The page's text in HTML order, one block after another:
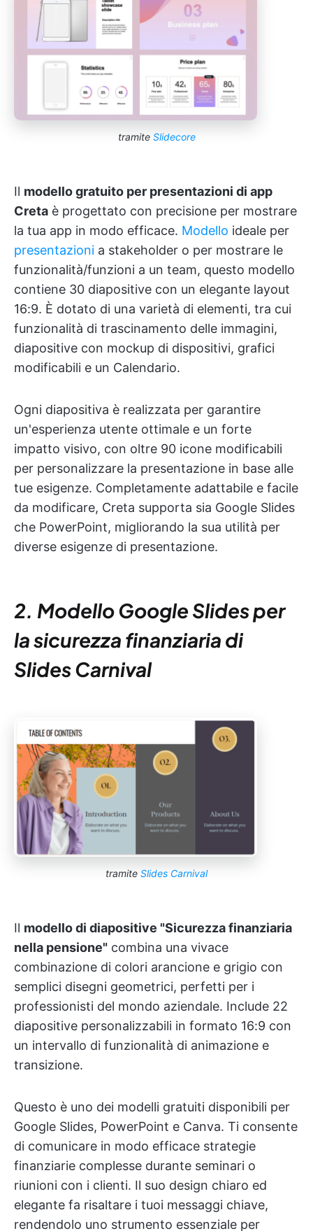
tramite Slidecore
Il modello gratuito per presentazioni di app
Creta è progettato con precisione per mostrare
la tua app in modo efficace. Modello ideale per
presentazioni a stakeholder o per mostrare le
funzionalità/funzioni a un team, questo modello
contiene 30 diapositive con un elegante layout
16:9. È dotato di una varietà di elementi, tra cui
funzionalità di trascinamento delle immagini,
diapositive con mockup di dispositivi, grafici
modificabili e un Calendario.
Ogni diapositiva è realizzata per garantire
un'esperienza utente ottimale e un forte
impatto visivo, con oltre 90 icone modificabili
per personalizzare la presentazione in base alle
tue esigenze. Completamente adattabile e facile
da modificare, Creta supporta sia Google Slides
che PowerPoint, migliorando la sua utilità per
diverse esigenze di presentazione.
2. Modello Google Slides per
la sicurezza finanziaria di
Slides Carnival
tramite Slides Carnival
Il modello di diapositive "Sicurezza finanziaria
nella pensione" combina una vivace
combinazione di colori arancione e grigio con
semplici disegni geometrici, perfetti per i
professionisti del mondo aziendale. Include 22
diapositive personalizzabili in formato 16:9 con
un intervallo di funzionalità di animazione e
transizione.
Questo è uno dei modelli gratuiti disponibili per
Google Slides, PowerPoint e Canva. Ti consente
di comunicare in modo efficace strategie
finanziarie complesse durante seminari o
riunioni con i clienti. Il suo design chiaro ed
elegante fa risaltare i tuoi messaggi chiave,
rendendolo uno strumento essenziale per